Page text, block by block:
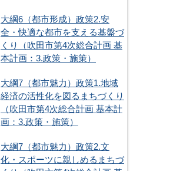
大綱6（都市形成）政策2.安
全・快適な都市を支える基盤づ
くり（吹田市第4次総合計画 基
本計画：3.政策・施策）
大綱7（都市魅力）政策1.地域
経済の活性化を図るまちづくり
（吹田市第4次総合計画 基本計
画：3.政策・施策）
大綱7（都市魅力）政策2.文
化・スポーツに親しめるまちづ